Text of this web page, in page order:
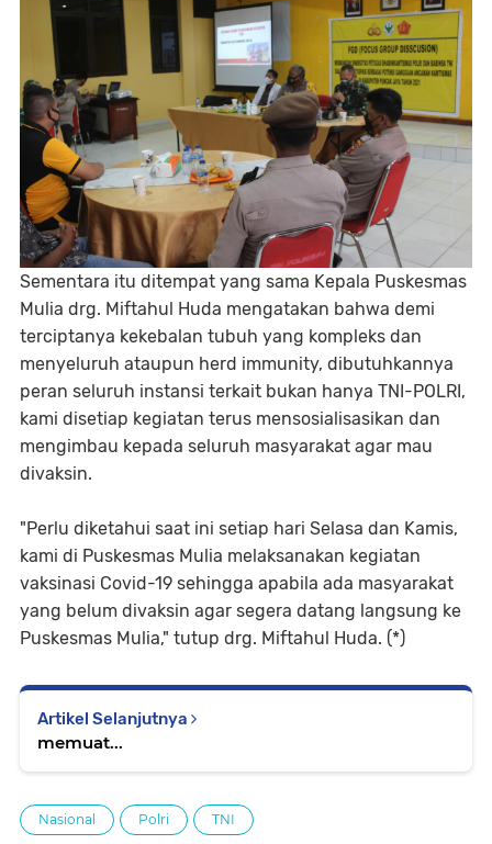
Sementara itu ditempat yang sama Kepala Puskesmas
Mulia drg. Miftahul Huda mengatakan bahwa demi
terciptanya kekebalan tubuh yang kompleks dan
menyeluruh ataupun herd immunity, dibutuhkannya
peran seluruh instansi terkait bukan hanya TNI-POLRI,
kami disetiap kegiatan terus mensosialisasikan dan
mengimbau kepada seluruh masyarakat agar mau
divaksin.
"Perlu diketahui saat ini setiap hari Selasa dan Kamis,
kami di Puskesmas Mulia melaksanakan kegiatan
vaksinasi Covid-19 sehingga apabila ada masyarakat
yang belum divaksin agar segera datang langsung ke
Puskesmas Mulia," tutup drg. Miftahul Huda. (*)
Artikel Selanjutnya
memuat...
Nasional Polri TNI